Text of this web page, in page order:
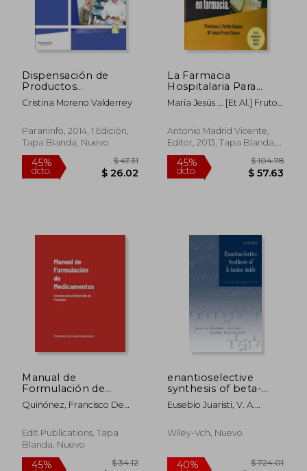
Dispensación de
Productos
Farmacéuticos
Cristina Moreno Valderrey
Paraninfo, 2014, 1 Edición,
Tapa Blanda, Nuevo
45%
dcto.
La Farmacia
Hospitalaria Para
Técnicos en Farmacia
María Jesús ... [Et Al.] Frutos
Farfán Sedano
Antonio Madrid Vicente,
Editor, 2013, Tapa Blanda,
Nuevo
45%
dcto.
Manual de
Formulación de
Medicamentos:
Introducción al
Fórmulas (Edición
Mejorada)
Quiñónez, Francisco De
Edlt Publications, Tapa
Blanda, Nuevo
enantioselective
synthesis of beta-
amino acids, 2nd
edition
Eusebio Juaristi, V. A.
Wiley-Vch, Nuevo